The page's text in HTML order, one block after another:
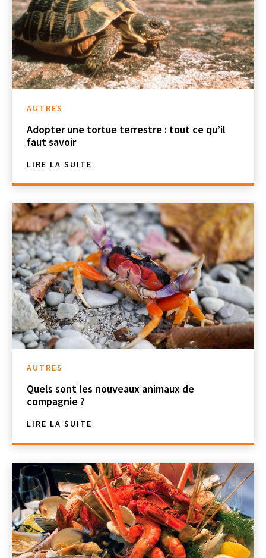
AUTRES
Adopter une tortue terrestre : tout ce qu’il
faut savoir
LIRE LA SUITE
AUTRES
Quels sont les nouveaux animaux de
compagnie ?
LIRE LA SUITE